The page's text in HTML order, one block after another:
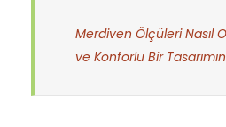
Merdiven Ölçüleri Nasıl
ve Konforlu Bir Tasarımın